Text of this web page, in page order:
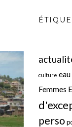
culture eau
Femmes
perso